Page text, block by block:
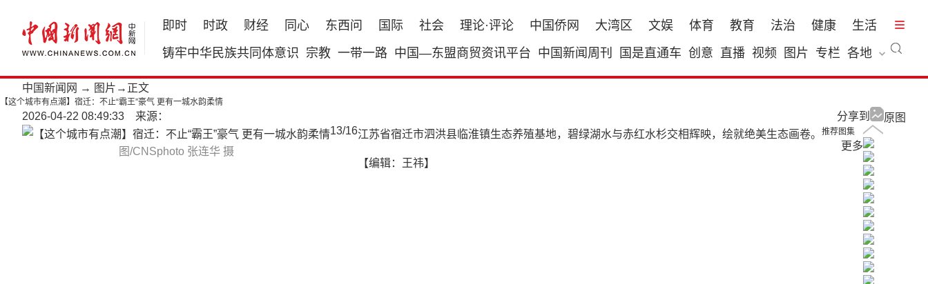
即时 时政 财经 同心 东西问 国际 社会 理论·评论 中国侨网 大湾区 文娱 体育 教育 法治 健康
生活
铸牢中华民族共同体意识 宗教 一带一路 中国—东盟商贸资讯平台 中国新闻周刊 国是直通车 创意 直播 视频 图片 专栏 各地
中国新闻网 → 图片 →正文
【这个城市有点潮】宿迁：不止“霸王”豪气 更有一城水韵柔情
2026-04-22 08:49:33 来源： 原图
分享到
图/CNSphoto 张连华 摄
13/16江苏省宿迁市泗洪县临淮镇生态养殖基地，碧绿湖水与赤红水杉交相辉映，绘就绝美生态画卷。
【编辑：王祎】
推荐图集
更多